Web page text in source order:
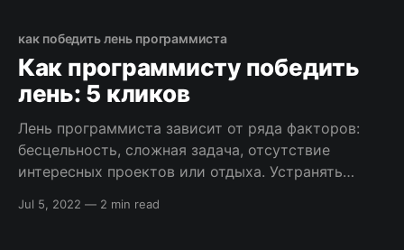
как победить лень программиста
Как программисту победить
лень: 5 кликов
Лень программиста зависит от ряда факторов:
бесцельность, сложная задача, отсутствие
интересных проектов или отдыха. Устранять
являются первопричиной лени, а у самого
Jul 5, 2022 — 2 min read